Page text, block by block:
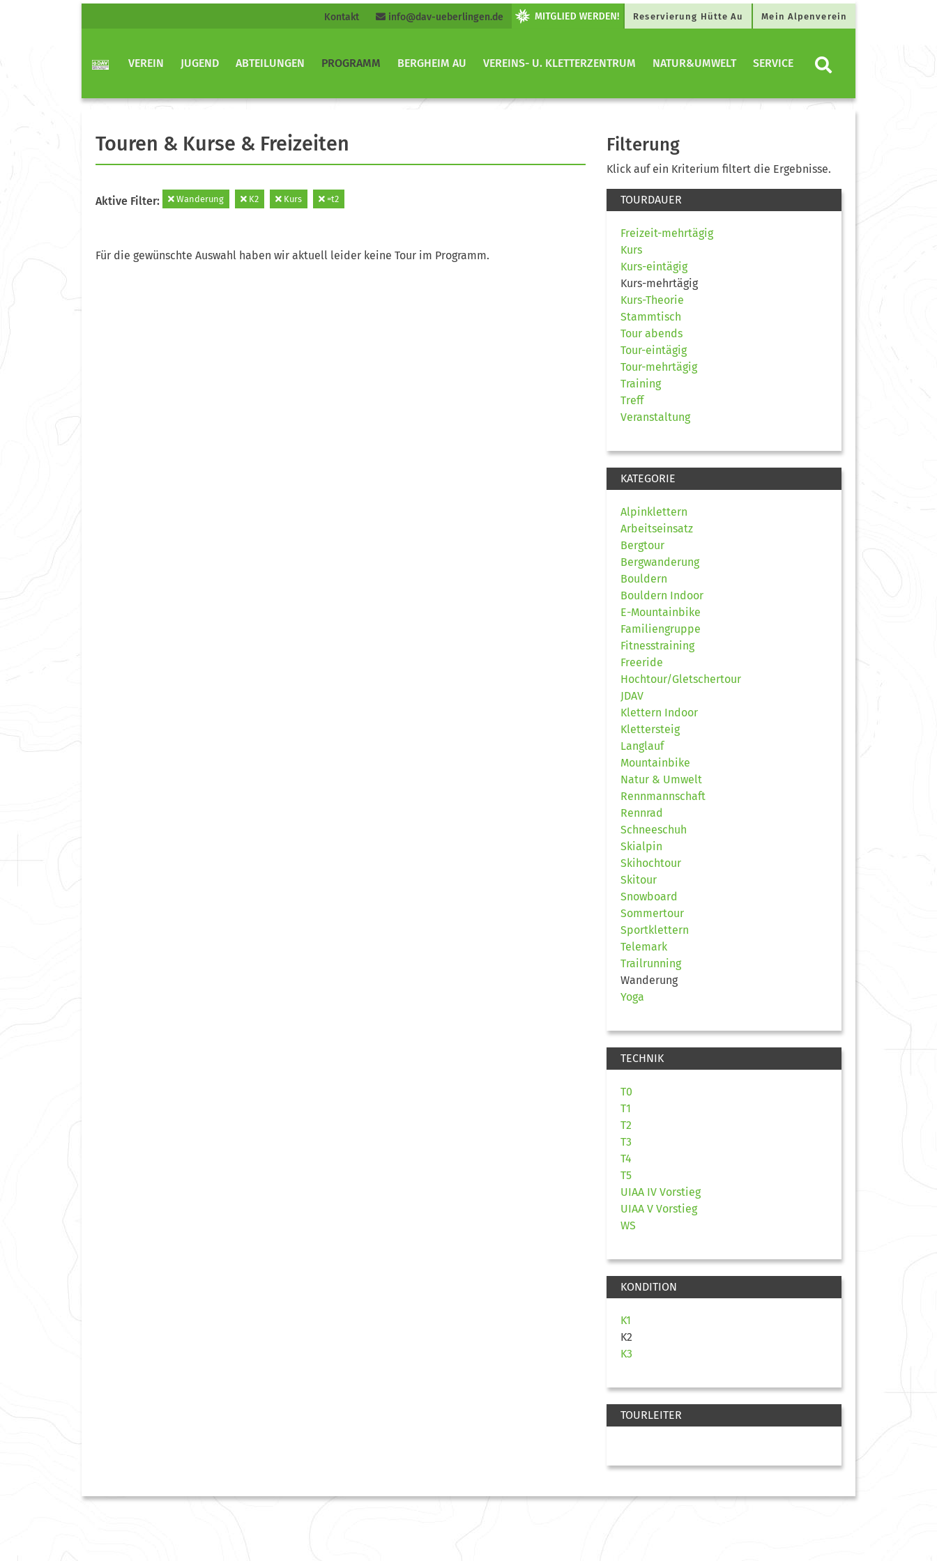
Kontakt info@dav-ueberlingen.de Reservierung Hütte Au Mein Alpenverein
VEREIN JUGEND ABTEILUNGEN PROGRAMM BERGHEIM AU VEREINS- U. KLETTERZENTRUM NATUR&UMWELT SERVICE
Touren & Kurse & Freizeiten
Aktive Filter: Wanderung K2 Kurs =t2
Für die gewünschte Auswahl haben wir aktuell leider keine Tour im Programm.
Filterung
Klick auf ein Kriterium filtert die Ergebnisse.
TOURDAUER
Freizeit-mehrtägig
Kurs
Kurs-eintägig
Kurs-mehrtägig
Kurs-Theorie
Stammtisch
Tour abends
Tour-eintägig
Tour-mehrtägig
Training
Treff
Veranstaltung
KATEGORIE
Alpinklettern
Arbeitseinsatz
Bergtour
Bergwanderung
Bouldern
Bouldern Indoor
E-Mountainbike
Familiengruppe
Fitnesstraining
Freeride
Hochtour/Gletschertour
JDAV
Klettern Indoor
Klettersteig
Langlauf
Mountainbike
Natur & Umwelt
Rennmannschaft
Rennrad
Schneeschuh
Skialpin
Skihochtour
Skitour
Snowboard
Sommertour
Sportklettern
Telemark
Trailrunning
Wanderung
Yoga
TECHNIK
T0
T1
T2
T3
T4
T5
UIAA IV Vorstieg
UIAA V Vorstieg
WS
KONDITION
K1
K2
K3
TOURLEITER